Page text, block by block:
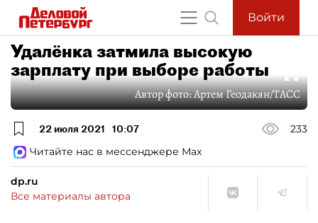
Войти
Удалёнка затмила высокую
зарплату при выборе работы
Автор фото:Артем Геодакян/ТАСС
22 июля 2021 10:07
233
Читайте нас в мессенджере Max
dp.ru
Все материалы автора